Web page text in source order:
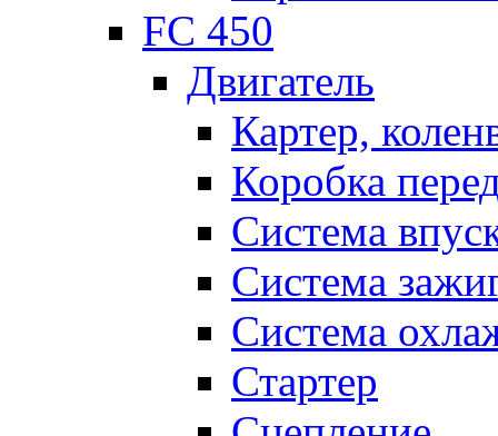
FC 450
Двигатель
Картер,
Коробка
Система
Система
Система
Стартер